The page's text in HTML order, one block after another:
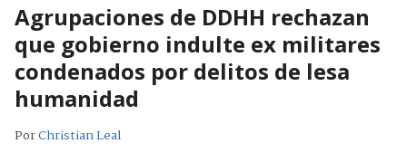
Agrupaciones de DDHH rechazan
que gobierno indulte ex militares
condenados por delitos de lesa
humanidad
PorChristian Leal